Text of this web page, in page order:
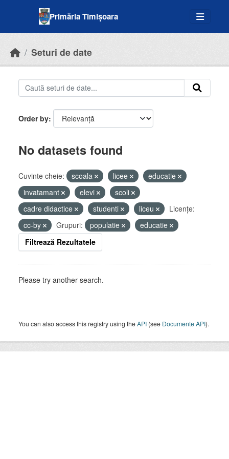
Primăria Timișoara
Seturi de date
Order by
No datasets found
Cuvinte cheie: scoala licee
educatie
invatamant
elevi
scoli
cadre didactice
studenti liceu
Licenţe:
cc-by
Grupuri: populatie
educatie
Filtrează Rezultatele
Please try another search.
You can also access this registry using theAPI (see Documente API).